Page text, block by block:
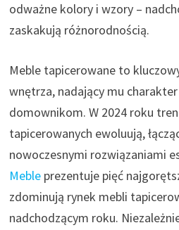
odważne kolory i wzory –
zaskakują różnorodnością.
Meble tapicerowane to
wnętrza, nadający mu
domownikom. W 2024 roku
tapicerowanych ewoluują,
nowoczesnymi rozwiązaniami
Meble prezentuje pięć
zdominują rynek mebli
nadchodzącym roku.